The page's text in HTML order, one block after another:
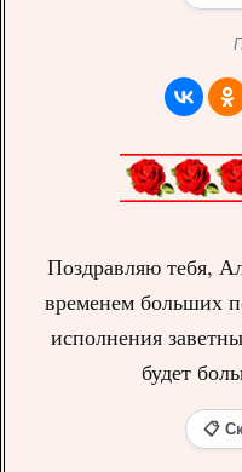
Поздравляю тебя,
временем больших
исполнения
будет
📋